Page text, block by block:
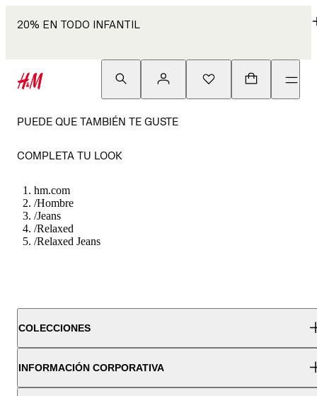
20% EN TODO INFANTIL
PUEDE QUE TAMBIÉN TE GUSTE
COMPLETA TU LOOK
hm.com
/Hombre
/Jeans
/Relaxed
/Relaxed Jeans
COLECCIONES
INFORMACIÓN CORPORATIVA